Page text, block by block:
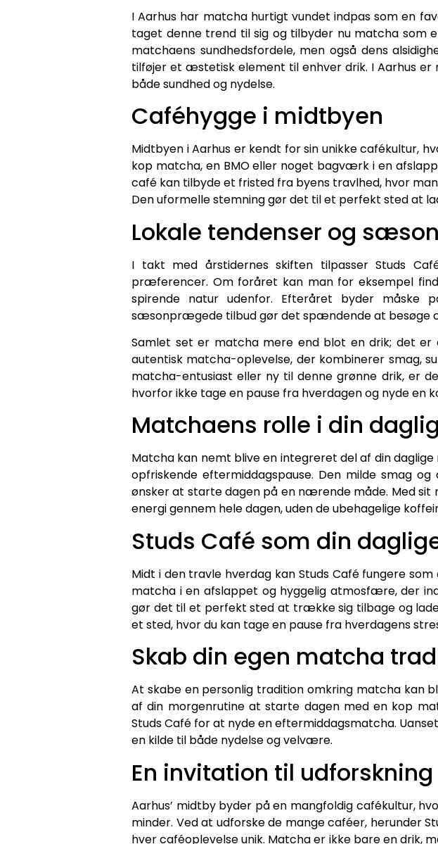
I Aarhus har matcha hurtigt vundet indpas som en
taget denne trend til sig og tilbyder nu matcha som
matchaens sundhedsfordele, men også dens
tilføjer et æstetisk element til enhver drik. I Aarhus
både sundhed og nydelse.
Caféhygge i midtbyen
Midtbyen i Aarhus er kendt for sin unikke cafékultur,
kop matcha, en BMO eller noget bagværk i en
café kan tilbyde et fristed fra byens travlhed, hvor
Den uformelle stemning gør det til et perfekt sted at
Lokale tendenser og
I takt med årstidernes skiften tilpasser Studs
præferencer. Om foråret kan man for eksempel
spirende natur udenfor. Efteråret byder måske
sæsonprægede tilbud gør det spændende at besøge
Samlet set er matcha mere end blot en drik; det er
autentisk matcha-oplevelse, der kombinerer smag,
matcha-entusiast eller ny til denne grønne drik, er
hvorfor ikke tage en pause fra hverdagen og nyde en
Matchaens rolle i din
Matcha kan nemt blive en integreret del af din
opfriskende eftermiddagspause. Den milde smag
ønsker at starte dagen på en nærende måde. Med
energi gennem hele dagen, uden de ubehagelige
Studs Café som din
Midt i den travle hverdag kan Studs Café fungere
matcha i en afslappet og hyggelig atmosfære, der
gør det til et perfekt sted at trække sig tilbage og
et sted, hvor du kan tage en pause fra hverdagens
Skab din egen matcha
At skabe en personlig tradition omkring matcha kan
af din morgenrutine at starte dagen med en kop
Studs Café for at nyde en eftermiddagsmatcha.
en kilde til både nydelse og velvære.
En invitation til udforskning
Aarhus’ midtby byder på en mangfoldig cafékultur,
minder. Ved at udforske de mange caféer, herunder
hver caféoplevelse unik. Matcha er ikke bare en drik,